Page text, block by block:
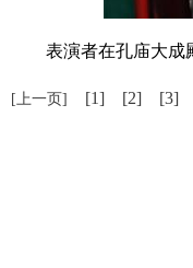
表演者在孔庙大成殿
[上一页] [1] [2] [3]